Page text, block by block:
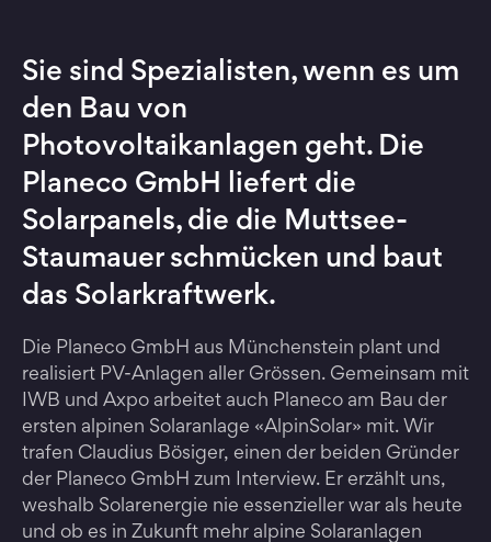
Sie sind Spezialisten, wenn es um
den Bau von
Photovoltaikanlagen geht. Die
Planeco GmbH liefert die
Solarpanels, die die Muttsee-
Staumauer schmücken und baut
das Solarkraftwerk.
Die Planeco GmbH aus Münchenstein plant und
realisiert PV-Anlagen aller Grössen. Gemeinsam mit
IWB und Axpo arbeitet auch Planeco am Bau der
ersten alpinen Solaranlage «AlpinSolar» mit. Wir
trafen Claudius Bösiger, einen der beiden Gründer
der Planeco GmbH zum Interview. Er erzählt uns,
weshalb Solarenergie nie essenzieller war als heute
und ob es in Zukunft mehr alpine Solaranlagen